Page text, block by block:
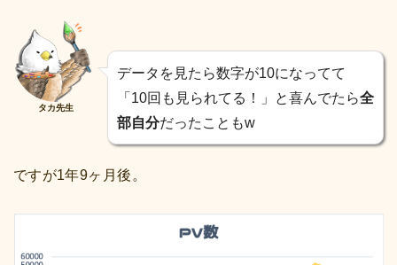
タカ先生
データを見たら数字が10になってて
「10回も見られてる！」と喜んでたら全
部自分だったこともw
ですが1年9ヶ月後。